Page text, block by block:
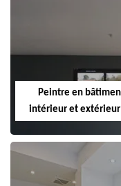
Peintre en
intérieur et extérieur